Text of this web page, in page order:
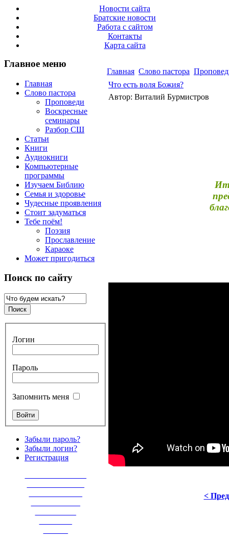
Новости сайта
Братские новости
Работа с сайтом
Контакты
Карта сайта
Главное меню
Главная
Слово пастора
Проповеди
Воскресные
семинары
Разбор СШ
Статьи
Книги
Аудиокниги
Компьютерные
программы
Изучаем Библию
Семья и здоровье
Чудесные проявления
Стоит задуматься
Тебе поём!
Поэзия
Прославление
Караоке
Может пригодиться
Поиск по сайту
Логин
Пароль
Запомнить меня
Забыли пароль?
Забыли логин?
Регистрация
Главная Слово пастора
Что есть воля Божия?
Автор: Виталий Бурмистров
<